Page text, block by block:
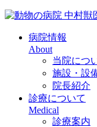
病院情報
About
当院につ
施設・設
院長紹介
診療について
Medical
診療案内